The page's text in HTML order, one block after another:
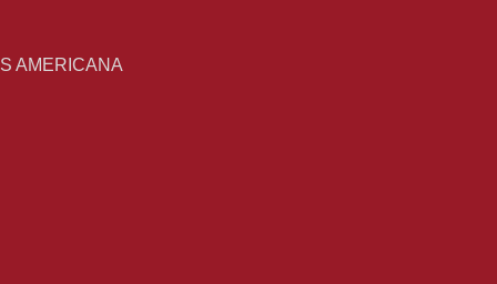
AMERICANA